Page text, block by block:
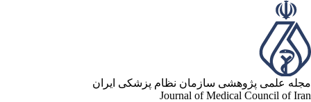
علمی پژوهشی سازمان نظام پزشکی ایران
Journal of Medical Council of